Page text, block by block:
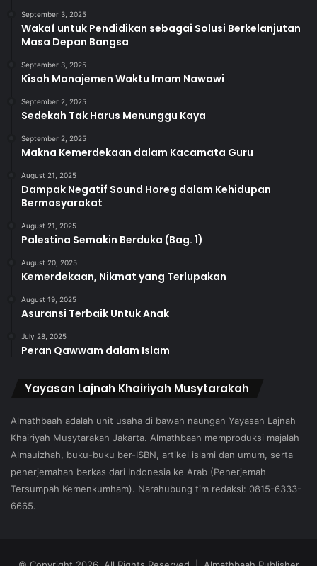
September 3, 2025
Wakaf untuk Pendidikan sebagai Solusi Berkelanjutan
Masa Depan Bangsa
September 3, 2025
Kisah Manajemen Waktu Imam Nawawi
September 2, 2025
Sedekah Tak Harus Menunggu Kaya
September 2, 2025
Makna Kemerdekaan dalam Kacamata Guru
August 21, 2025
Dampak Negatif Sound Horeg dalam Kehidupan
Bermasyarakat
August 21, 2025
Palestina Semakin Berduka (Bag. 1)
August 20, 2025
Kemerdekaan, Nikmat yang Terlupakan
August 19, 2025
Asuransi Terbaik Untuk Anak
July 28, 2025
Peran Qawwam dalam Islam
Yayasan Lajnah Khairiyah Musytarakah
Almathbaah adalah unit usaha di bawah naungan Yayasan Lajnah
Khairiyah Musytarakah Jakarta. Almathbaah memproduksi majalah
Almauizhah, buku-buku ber-ISBN, artikel islami dan umum, serta
penerjemahan berkas dari Indonesia ke Arab (Penerjemah
Tersumpah Kemenkumham). Narahubung tim redaksi: 0815-6333-
6665.